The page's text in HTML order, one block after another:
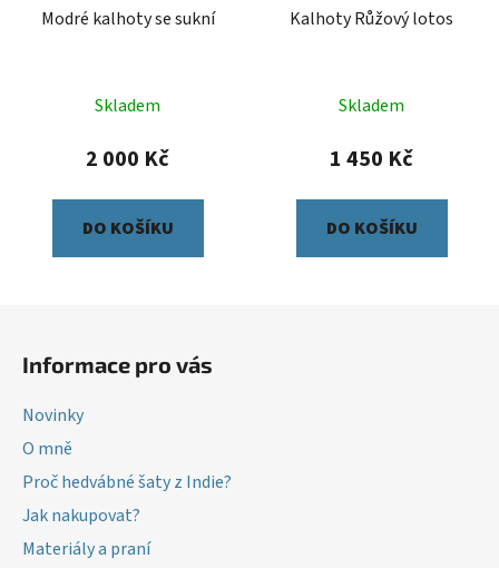
Modré kalhoty se sukní
Skladem
2 000 Kč
DO KOŠÍKU
Kalhoty Růžový lotos
Skladem
1 450 Kč
DO KOŠÍKU
Informace pro vás
Novinky
O mně
Proč hedvábné šaty z Indie?
Jak nakupovat?
Materiály a praní